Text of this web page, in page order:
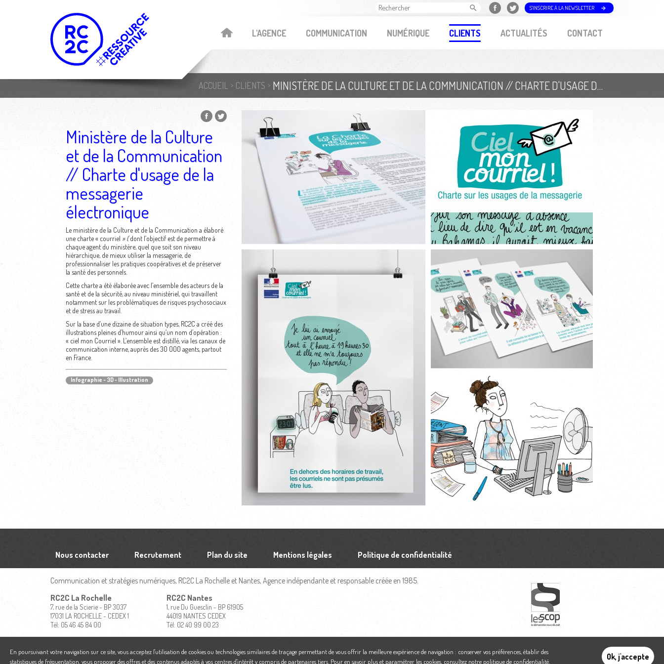
L'AGENCE COMMUNICATION NUMÉRIQUE CLIENTS ACTUALITÉS CONTACT
S'INSCRIRE À LA NEWSLETTER
ACCUEIL CLIENTS MINISTÈRE DE LA CULTURE ET DE LA COMMUNICATION // CHARTE D'USAGE DE LA MESSAGERIE ÉLECTRONIQUE
Ministère de la Culture
et de la Communication
// Charte d'usage de la
messagerie
électronique
Le ministère de la Culture et de la Communication a élaboré
une charte « courriel » (dont l’objectif est de permettre à
chaque agent du ministère, quel que soit son niveau
hiérarchique, de mieux utiliser la messagerie, de
professionnaliser les pratiques coopératives et de préserver
la santé des personnels.
Cette charte a été élaborée avec l’ensemble des acteurs de la
santé et de la sécurité, au niveau ministériel, qui travaillent
notamment sur les problématiques de risques psychosociaux
et de stress au travail.
Sur la base d’une dizaine de situation types, RC2C a créé des
illustrations pleines d’humour ainsi qu’un nom d’opération :
« ciel mon Courriel ». L’ensemble est distillé, via les canaux de
communication interne, auprès des 30 000 agents, partout
en France.
Infographie - 3D - Illustration
Nous contacter Recrutement Plan du site Mentions légales Politique de confidentialité
Communication et stratégies numériques, RC2C La Rochelle et Nantes, Agence indépendante et responsable créée en 1985.
RC2C La Rochelle
7, rue de la Scierie - BP 3037
17031 LA ROCHELLE - CEDEX 1
Tél: 05 46 45 84 00
RC2C Nantes
1, rue Du Guesclin - BP 61905
44019 NANTES CEDEX
Tél: 02 40 99 00 23
En poursuivant votre navigation sur ce site, vous acceptez l'utilisation de cookies ou technologies similaires de traçage permettant de vous offrir la meilleure expérience de navigation : conserver vos préférences, établir des
statistiques de fréquentation, vous proposer des offres et des contenus adaptés à vos centres d'intérêt y compris de partenaires tiers. Pour en savoir plus et paramétrer les cookies, consultez notre politique de confidentialité Ok, j'accepte